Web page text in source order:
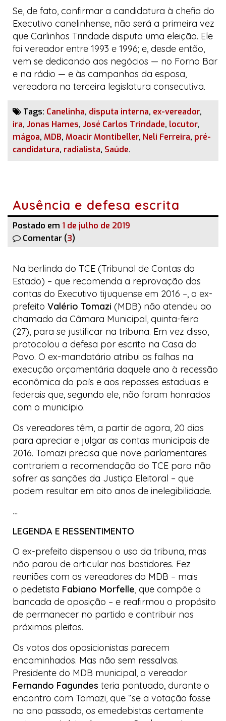
Se, de fato, confirmar a candidatura à chefia do
Executivo canelinhense, não será a primeira vez
que Carlinhos Trindade disputa uma eleição. Ele
foi vereador entre 1993 e 1996; e, desde então,
vem se dedicando aos negócios — no Forno Bar
e na rádio — e às campanhas da esposa,
vereadora na terceira legislatura consecutiva.
Tags: Canelinha, disputa interna, ex-vereador,
ira, Jonas Hames, José Carlos Trindade, locutor,
mágoa, MDB, Moacir Montibeller, Neli Ferreira, pré-
candidatura, radialista, Saúde.
Ausência e defesa escrita
Postado em 1 de julho de 2019
Comentar (3)
Na berlinda do TCE (Tribunal de Contas do
Estado) – que recomenda a reprovação das
contas do Executivo tijuquense em 2016 –, o ex-
prefeito Valério Tomazi (MDB) não atendeu ao
chamado da Câmara Municipal, quinta-feira
(27), para se justificar na tribuna. Em vez disso,
protocolou a defesa por escrito na Casa do
Povo. O ex-mandatário atribui as falhas na
execução orçamentária daquele ano à recessão
econômica do país e aos repasses estaduais e
federais que, segundo ele, não foram honrados
com o município.
Os vereadores têm, a partir de agora, 20 dias
para apreciar e julgar as contas municipais de
2016. Tomazi precisa que nove parlamentares
contrariem a recomendação do TCE para não
sofrer as sanções da Justiça Eleitoral – que
podem resultar em oito anos de inelegibilidade.
…
LEGENDA E RESSENTIMENTO
O ex-prefeito dispensou o uso da tribuna, mas
não parou de articular nos bastidores. Fez
reuniões com os vereadores do MDB – mais
o pedetista Fabiano Morfelle, que compõe a
bancada de oposição – e reafirmou o propósito
de permanecer no partido e contribuir nos
próximos pleitos.
Os votos dos oposicionistas parecem
encaminhados. Mas não sem ressalvas.
Presidente do MDB municipal, o vereador
Fernando Fagundes teria pontuado, durante o
encontro com Tomazi, que “se a votação fosse
no ano passado, os emedebistas certamente